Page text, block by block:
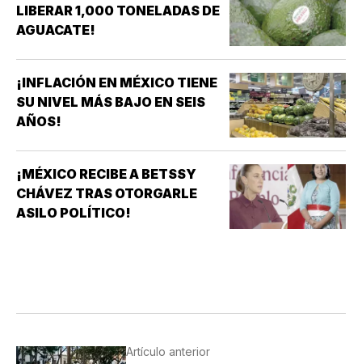
LIBERAR 1,000 TONELADAS DE
AGUACATE!
¡INFLACIÓN EN MÉXICO TIENE
SU NIVEL MÁS BAJO EN SEIS
AÑOS!
¡MÉXICO RECIBE A BETSSY
CHÁVEZ TRAS OTORGARLE
ASILO POLÍTICO!
Artículo anterior